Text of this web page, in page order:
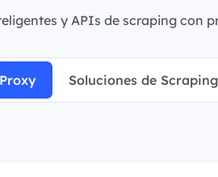
y APIs de scraping con
Soluciones de Scraping